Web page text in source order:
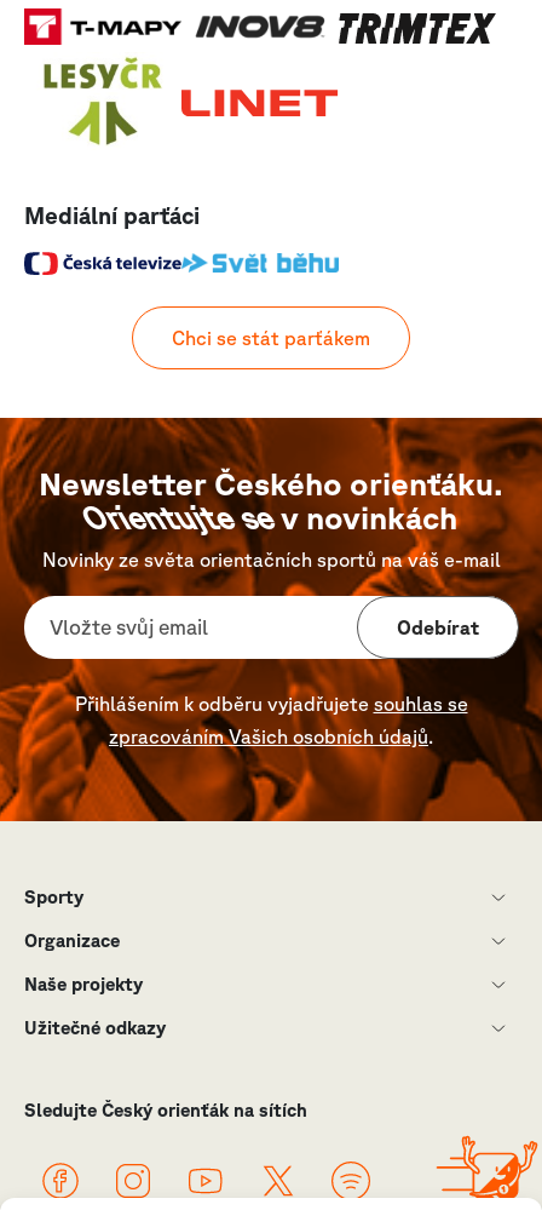
Mediální parťáci
Chci se stát parťákem
Newsletter Českého orienťáku.
Orientujte sev novinkách
Novinky ze světa orientačních sportů na váš e-mail
Odebírat
Přihlášením k odběru vyjadřujete souhlas se
zpracováním Vašich osobních údajů.
Sledujte Český orienťák na sítích
Sporty
Organizace
Naše projekty
Užitečné odkazy